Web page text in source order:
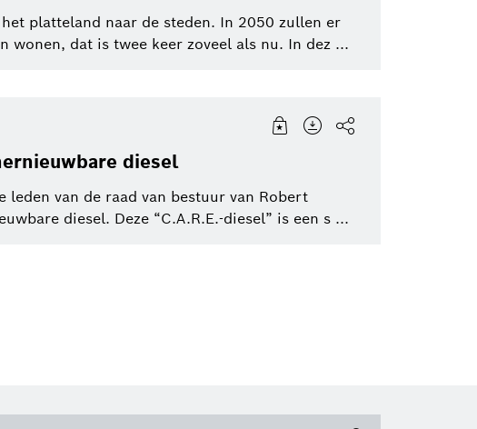
platteland naar de steden. In 2050 zullen er
wonen, dat is twee keer zoveel als nu. In dez ...
diesel
leden van de raad van bestuur van Robert
diesel. Deze “C.A.R.E.-diesel” is een s ...